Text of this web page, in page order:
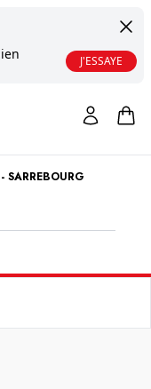
J'ESSAYE
SARREBOURG